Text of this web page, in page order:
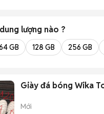
dung lượng nào ?
GB 128 GB 256 GB
Giày đá bóng Wika
Mới